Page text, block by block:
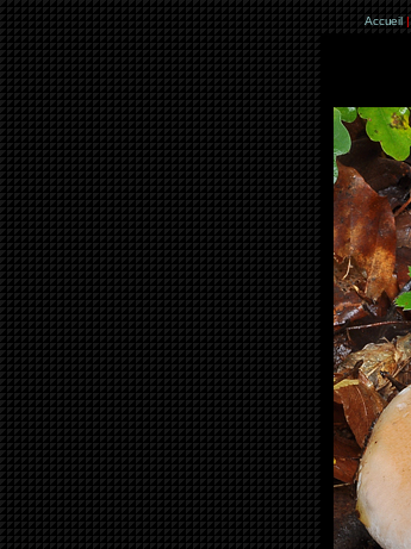
Accueil |